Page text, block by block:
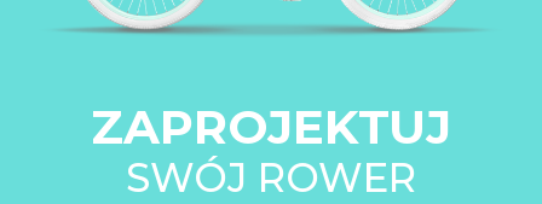
ZAPROJEKTUJ
SWÓJ ROWER